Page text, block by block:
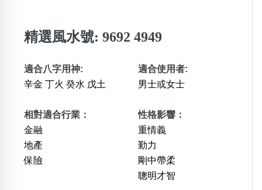
幸運號分類
幸運分類
基本分類
包含數字
次數分類
風水號分類
生天延/貴財成
五行
易經六四卦象
精選風水號: 9692 4949
適合八字用神:
辛金 丁火 癸水 戊土
適合使用者:
男士或女士
相對適合行業：
金融
地產
保險
性格影響：
重情義
勤力
剛中帶柔
聰明才智